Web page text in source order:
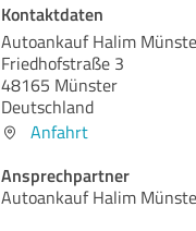
Kontaktdaten
Autoankauf Halim
Friedhofstraße 3
48165 Münster
Deutschland
Anfahrt
Ansprechpartner
Autoankauf Halim